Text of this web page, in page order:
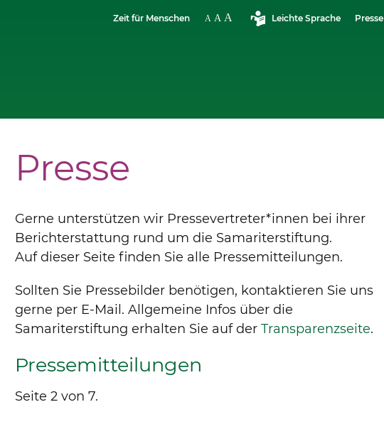
Zeit für Menschen Leichte Sprache Presse
Presse
Gerne unterstützen wir Pressevertreter*innen bei ihrer
Berichterstattung rund um die Samariterstiftung.
Auf dieser Seite finden Sie alle Pressemitteilungen.
Sollten Sie Pressebilder benötigen, kontaktieren Sie uns
gerne per E-Mail. Allgemeine Infos über die
Samariterstiftung erhalten Sie auf derTransparenzseite.
Pressemitteilungen
Seite 2 von 7.